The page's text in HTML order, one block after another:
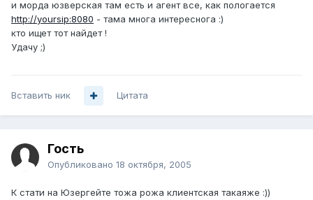
и морда юзверская там есть и агент все, как пологается
http://yoursip:8080 - тама многа интереснога :)
кто ищет тот найдет !
Удачу ;)
Вставить ник Цитата
Гость
Опубликовано 18 октября, 2005
К стати на Юзергейте тожа рожа клиентская такаяже :))